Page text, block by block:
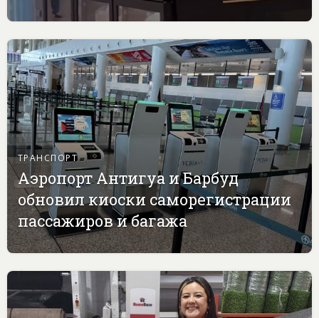
ТРАНСПОРТ
Аэропорт Антигуа и Барбуд
обновил киоски саморегистрации
пассажиров и багажа